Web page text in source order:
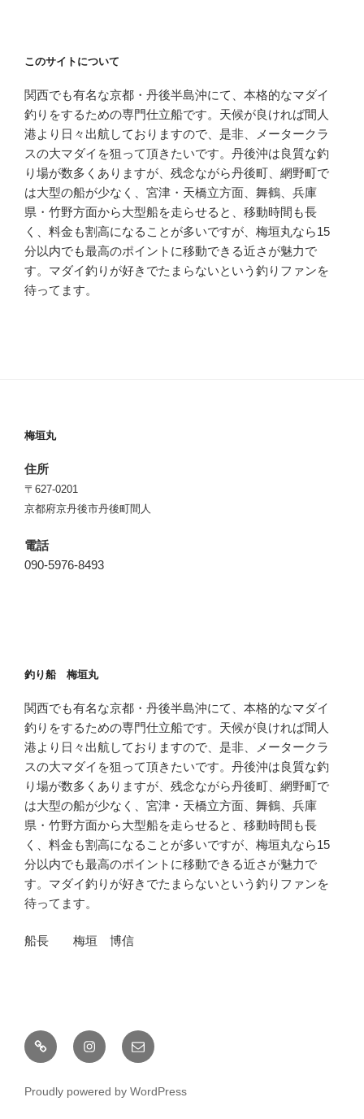
このサイトについて
関西でも有名な京都・丹後半島沖にて、本格的なマダイ
釣りをするための専門仕立船です。天候が良ければ間人
港より日々出航しておりますので、是非、メータークラ
スの大マダイを狙って頂きたいです。丹後沖は良質な釣
り場が数多くありますが、残念ながら丹後町、網野町で
は大型の船が少なく、宮津・天橋立方面、舞鶴、兵庫
県・竹野方面から大型船を走らせると、移動時間も長
く、料金も割高になることが多いですが、梅垣丸なら15
分以内でも最高のポイントに移動できる近さが魅力で
す。マダイ釣りが好きでたまらないという釣りファンを
待ってます。
梅垣丸
住所
〒627-0201
京都府京丹後市丹後町間人
電話
090-5976-8493
釣り船 梅垣丸
関西でも有名な京都・丹後半島沖にて、本格的なマダイ
釣りをするための専門仕立船です。天候が良ければ間人
港より日々出航しておりますので、是非、メータークラ
スの大マダイを狙って頂きたいです。丹後沖は良質な釣
り場が数多くありますが、残念ながら丹後町、網野町で
は大型の船が少なく、宮津・天橋立方面、舞鶴、兵庫
県・竹野方面から大型船を走らせると、移動時間も長
く、料金も割高になることが多いですが、梅垣丸なら15
分以内でも最高のポイントに移動できる近さが魅力で
す。マダイ釣りが好きでたまらないという釣りファンを
待ってます。
船長 梅垣 博信
釣
果
Instagramメ
ー
Proudly powered by WordPress